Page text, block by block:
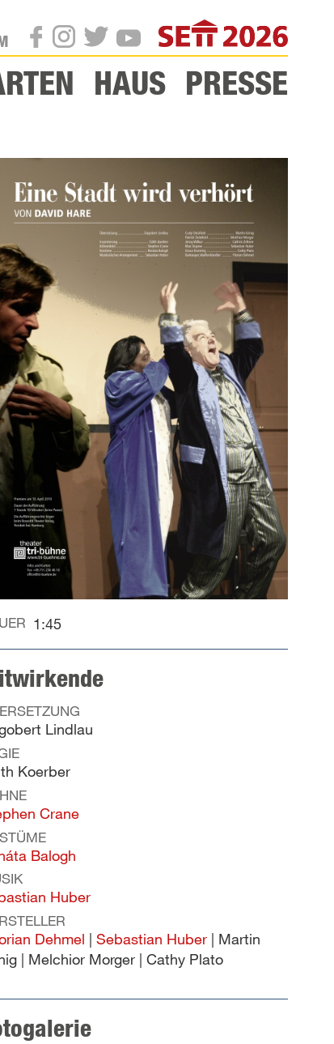
HAUS PRESSE
FACEBOOK
INSTAGRAM
TWITTERYOUTUBE SETT
1:45
Lindlau
Koerber
Crane
Balogh
Huber
Dehmel | Sebastian Huber| Martin
| Melchior Morger | Cathy Plato